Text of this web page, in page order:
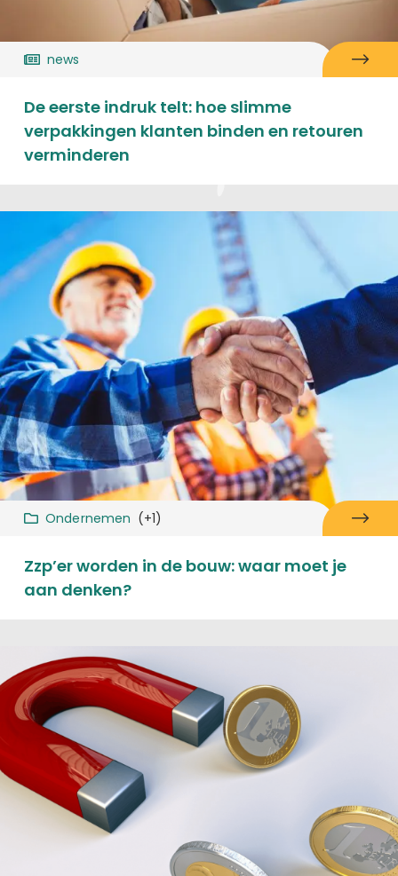
news
De eerste indruk telt: hoe slimme
verpakkingen klanten binden en retouren
verminderen
Ondernemen (+1)
Zzp’er worden in de bouw: waar moet je
aan denken?